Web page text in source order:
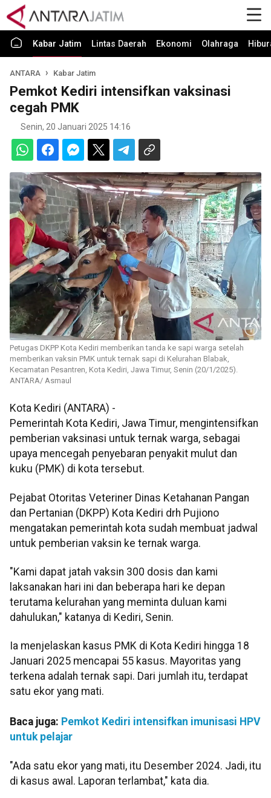
Kabar Jatim Lintas Daerah Ekonomi Olahraga
ANTARA Kabar Jatim
Pemkot Kediri intensifkan vaksinasi
cegah PMK
Senin, 20 Januari 2025 14:16
Petugas DKPP Kota Kediri memberikan tanda ke sapi warga setelah
memberikan vaksin PMK untuk ternak sapi di Kelurahan Blabak,
Kecamatan Pesantren, Kota Kediri, Jawa Timur, Senin (20/1/2025).
ANTARA/ Asmaul
Kota Kediri (ANTARA) -
Pemerintah Kota Kediri, Jawa Timur, mengintensifkan
pemberian vaksinasi untuk ternak warga, sebagai
upaya mencegah penyebaran penyakit mulut dan
kuku (PMK) di kota tersebut.
Pejabat Otoritas Veteriner Dinas Ketahanan Pangan
dan Pertanian (DKPP) Kota Kediri drh Pujiono
mengatakan pemerintah kota sudah membuat jadwal
untuk pemberian vaksin ke ternak warga.
"Kami dapat jatah vaksin 300 dosis dan kami
laksanakan hari ini dan beberapa hari ke depan
terutama kelurahan yang meminta duluan kami
dahulukan," katanya di Kediri, Senin.
Ia menjelaskan kasus PMK di Kota Kediri hingga 18
Januari 2025 mencapai 55 kasus. Mayoritas yang
terkena adalah ternak sapi. Dari jumlah itu, terdapat
satu ekor yang mati.
Baca juga: Pemkot Kediri intensifkan imunisasi HPV
untuk pelajar
"Ada satu ekor yang mati, itu Desember 2024. Jadi, itu
di kasus awal. Laporan terlambat," kata dia.